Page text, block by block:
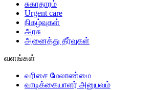
சுகாதாரம்
Urgent care
நிகழ்வுகள்
அரசு
அனைத்து தீர்வுகள்
வளங்கள்
வரிசை மேலாண்மை
வாடிக்கையாளர் அனுபவம்